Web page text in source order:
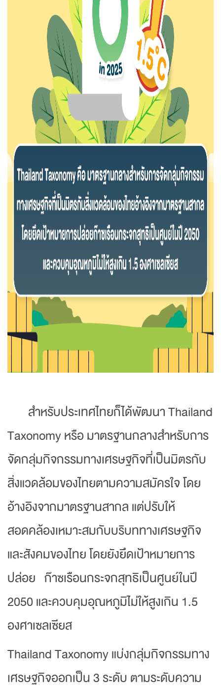
สำหรับประเทศไทยก็ได้พัฒนา Thailand
Taxonomy หรือ มาตรฐานกลางสำหรับการ
จัดกลุ่มกิจกรรมทางเศรษฐกิจที่เป็นมิตรกับ
สิ่งแวดล้อมของไทยตามความสมัครใจ โดย
อ้างอิงจากมาตรฐานสากล แต่ปรับให้
สอดคล้องเหมาะสมกับบริบททางเศรษฐกิจ
และสังคมของไทย โดยยังยึดเป้าหมายการ
ปล่อย ก๊าซเรือนกระจกสุทธิเป็นศูนย์ในปี
2050 และควบคุมอุณหภูมิไม่ให้สูงเกิน 1.5
องศาเซลเซียส
Thailand Taxonomy แบ่งกลุ่มกิจกรรมทาง
เศรษฐกิจออกเป็น 3 ระดับ ตามระดับความ